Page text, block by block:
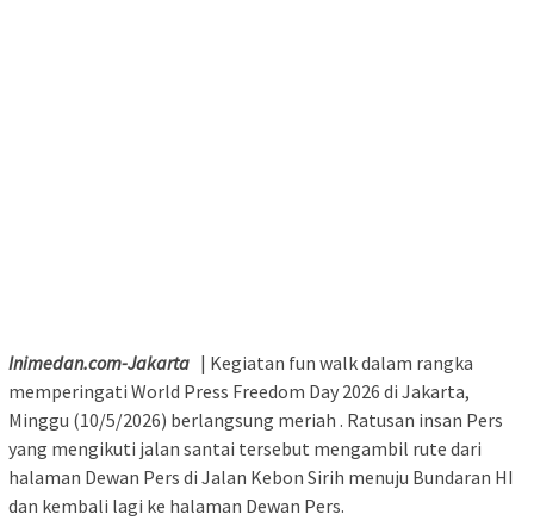
Inimedan.com-Jakarta | Kegiatan fun walk dalam rangka
memperingati World Press Freedom Day 2026 di Jakarta,
Minggu (10/5/2026) berlangsung meriah . Ratusan insan Pers
yang mengikuti jalan santai tersebut mengambil rute dari
halaman Dewan Pers di Jalan Kebon Sirih menuju Bundaran HI
dan kembali lagi ke halaman Dewan Pers.